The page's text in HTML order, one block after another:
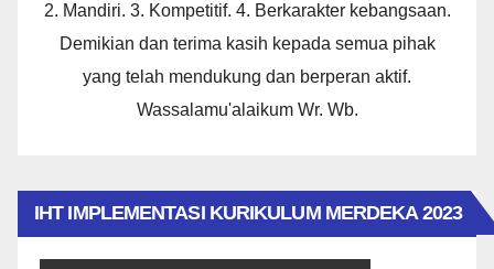
2. Mandiri. 3. Kompetitif. 4. Berkarakter kebangsaan.
Demikian dan terima kasih kepada semua pihak
yang telah mendukung dan berperan aktif.
Wassalamu'alaikum Wr. Wb.
IHT IMPLEMENTASI KURIKULUM MERDEKA 2023